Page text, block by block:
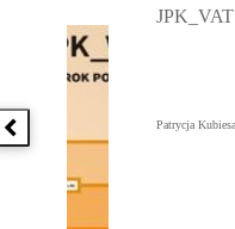
Poprzednia książka
Patrycja Kubiesa